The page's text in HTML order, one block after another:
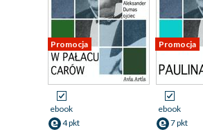
Promocja
ebook
4 pkt
Promocja
ebook
7 pkt